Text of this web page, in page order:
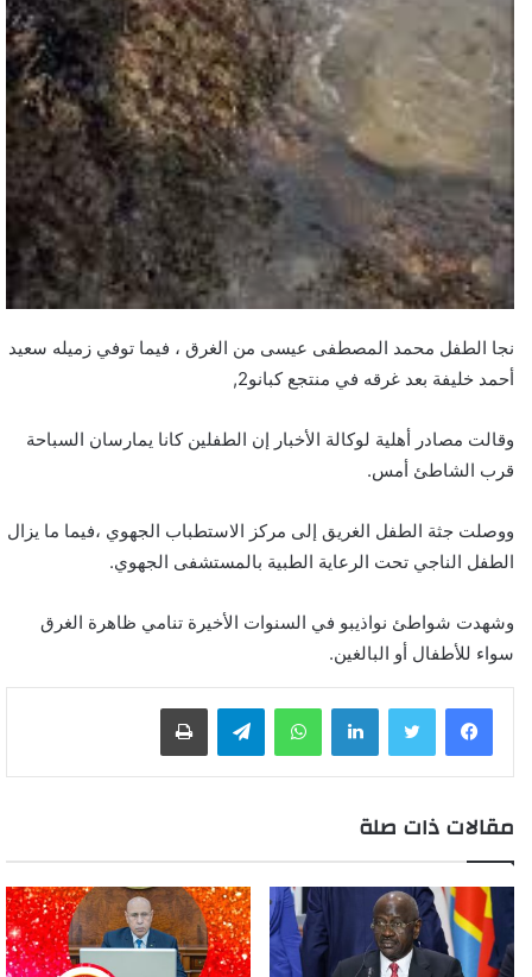
نجا الطفل محمد المصطفى عيسى من الغرق ، فيما توفي زميله سعيد
أحمد خليفة بعد غرقه في منتجع كبانو2,
وقالت مصادر أهلية لوكالة الأخبار إن الطفلين كانا يمارسان السباحة
قرب الشاطئ أمس.
ووصلت جثة الطفل الغريق إلى مركز الاستطباب الجهوي ،فيما ما يزال
الطفل الناجي تحت الرعاية الطبية بالمستشفى الجهوي.
وشهدت شواطئ نواذيبو في السنوات الأخيرة تنامي ظاهرة الغرق
سواء للأطفال أو البالغين.
لينكدإن واتساب
مقالات ذات صلة